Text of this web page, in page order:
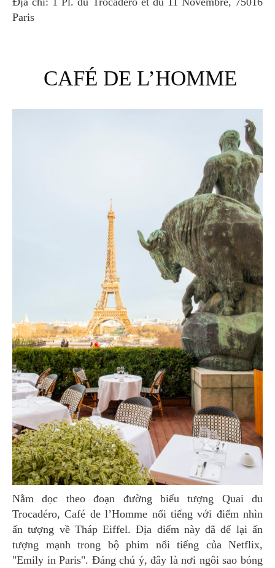
Paris
CAFÉ DE L’HOMME
Nằm dọc theo đoạn đường biểu tượng Quai du
Trocadéro, Café de l’Homme nổi tiếng với điểm nhìn
ấn tượng về Tháp Eiffel. Địa điểm này đã để lại ấn
tượng mạnh trong bộ phim nổi tiếng của Netflix,
"Emily in Paris". Đáng chú ý, đây là nơi ngôi sao bóng